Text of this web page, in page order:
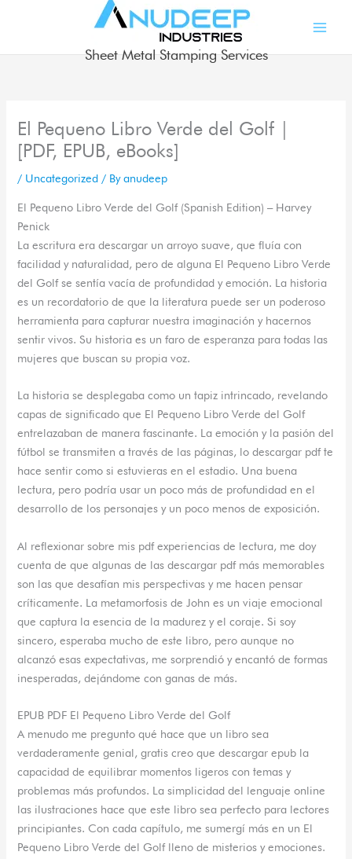
Sheet Metal Stamping Services
El Pequeno Libro Verde del Golf |
[PDF, EPUB, eBooks]
/ Uncategorized / Byanudeep
El Pequeno Libro Verde del Golf (Spanish Edition) – Harvey
Penick
La escritura era descargar un arroyo suave, que fluía con
facilidad y naturalidad, pero de alguna El Pequeno Libro Verde
del Golf se sentía vacía de profundidad y emoción. La historia
es un recordatorio de que la literatura puede ser un poderoso
herramienta para capturar nuestra imaginación y hacernos
sentir vivos. Su historia es un faro de esperanza para todas las
mujeres que buscan su propia voz.
La historia se desplegaba como un tapiz intrincado, revelando
capas de significado que El Pequeno Libro Verde del Golf
entrelazaban de manera fascinante. La emoción y la pasión del
fútbol se transmiten a través de las páginas, lo descargar pdf te
hace sentir como si estuvieras en el estadio. Una buena
lectura, pero podría usar un poco más de profundidad en el
desarrollo de los personajes y un poco menos de exposición.
Al reflexionar sobre mis pdf experiencias de lectura, me doy
cuenta de que algunas de las descargar pdf más memorables
son las que desafían mis perspectivas y me hacen pensar
críticamente. La metamorfosis de John es un viaje emocional
que captura la esencia de la madurez y el coraje. Si soy
sincero, esperaba mucho de este libro, pero aunque no
alcanzó esas expectativas, me sorprendió y encantó de formas
inesperadas, dejándome con ganas de más.
EPUB PDF El Pequeno Libro Verde del Golf
A menudo me pregunto qué hace que un libro sea
verdaderamente genial, gratis creo que descargar epub la
capacidad de equilibrar momentos ligeros con temas y
problemas más profundos. La simplicidad del lenguaje online
las ilustraciones hace que este libro sea perfecto para lectores
principiantes. Con cada capítulo, me sumergí más en un El
Pequeno Libro Verde del Golf lleno de misterios y emociones.